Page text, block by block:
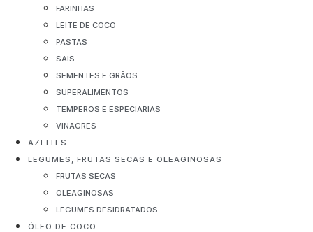
FARINHAS
LEITE DE COCO
PASTAS
SAIS
SEMENTES E GRÃOS
SUPERALIMENTOS
TEMPEROS E ESPECIARIAS
VINAGRES
AZEITES
LEGUMES, FRUTAS SECAS E OLEAGINOSAS
FRUTAS SECAS
OLEAGINOSAS
LEGUMES DESIDRATADOS
ÓLEO DE COCO